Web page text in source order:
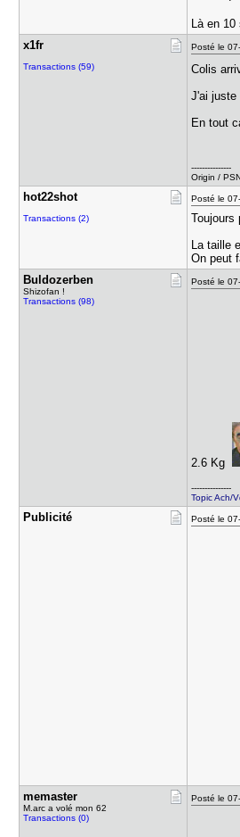
Là en
x1fr
Transactions (59)
Posté le
Colis
J'ai juste
En tout
---------------
Origin /
hot22shot
Transactions (2)
Posté le
Toujours
La taille
On peut
Buldozerbe​n
Shizofan !
Transactions (98)
Posté le
2.6 Kg
---------------
Topic Ach/
Publicité Posté le
memaster
M.arc a volé mon 62
Transactions (0)
Posté le